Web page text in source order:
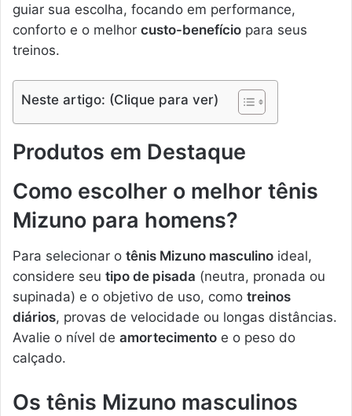
guiar sua escolha, focando em performance,
conforto e o melhor custo-benefício para seus
treinos.
Neste artigo: (Clique para ver)
Produtos em Destaque
Como escolher o melhor tênis
Mizuno para homens?
Para selecionar o tênis Mizuno masculino ideal,
considere seu tipo de pisada (neutra, pronada ou
supinada) e o objetivo de uso, como treinos
diários, provas de velocidade ou longas distâncias.
Avalie o nível de amortecimento e o peso do
calçado.
Os tênis Mizuno masculinos